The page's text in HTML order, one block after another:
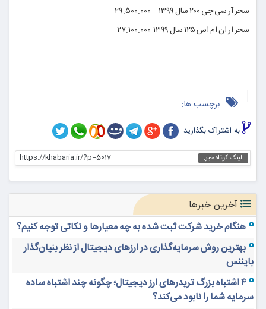
سحر آر سی جی ۲۰۰ سال ۱۳۹۹
۲۹.۵۰۰.۰۰۰
سحر ار ان ام اس ۱۲۵ سال ۱۳۹۹
۲۷.۱۰۰.۰۰۰
برچسب ها:
به اشتراک بگذارید:
لینک کوتاه خبر: https://khabaria.ir/?p=5017
آخرین خبرها
هنگام خرید شرکت ثبت شده به چه معیارها و نکاتی توجه کنیم؟
بهترین روش سرمایه‌گذاری در ارزهای دیجیتال از نظر بنیان‌گذار
بایننس
۴ اشتباه بزرگ تریدرهای ارز دیجیتال؛ چگونه چند اشتباه ساده
سرمایه شما را نابود می‌کند؟